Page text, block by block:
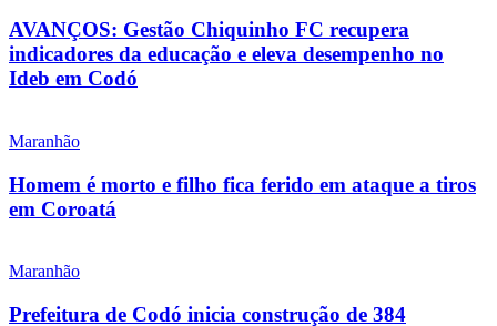
AVANÇOS: Gestão Chiquinho FC recupera
indicadores da educação e eleva desempenho no
Ideb em Codó
Maranhão
Homem é morto e filho fica ferido em ataque a tiros
em Coroatá
Maranhão
Prefeitura de Codó inicia construção de 384